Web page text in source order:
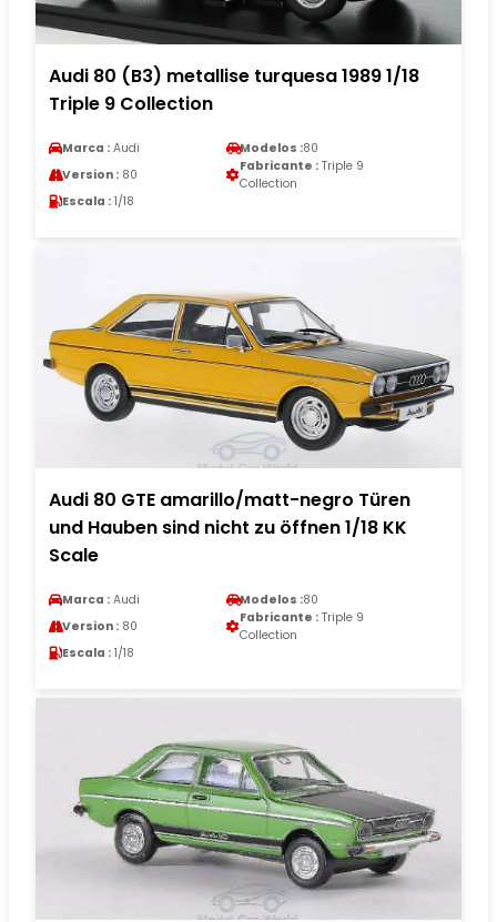
Audi 80 (B3) metallise turquesa 1989 1/18
Triple 9 Collection
Marca : Audi Modelos :80
Version : 80
Fabricante : Triple 9
Collection
Escala : 1/18
Audi 80 GTE amarillo/matt-negro Türen
und Hauben sind nicht zu öffnen 1/18 KK
Scale
Marca : Audi Modelos :80
Version : 80
Fabricante : Triple 9
Collection
Escala : 1/18